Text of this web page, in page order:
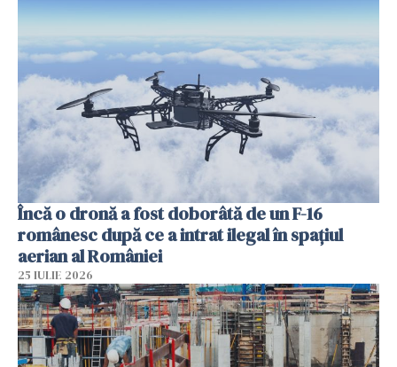
Încă o dronă a fost doborâtă de un F-16
românesc după ce a intrat ilegal în spațiul
aerian al României
25 IULIE 2026